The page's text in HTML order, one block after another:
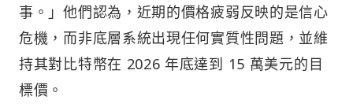
事。」他們認為，近期的價格疲弱反映的是信心
危機，而非底層系統出現任何實質性問題，並維
持其對比特幣在 2026 年底達到 15 萬美元的目
標價。